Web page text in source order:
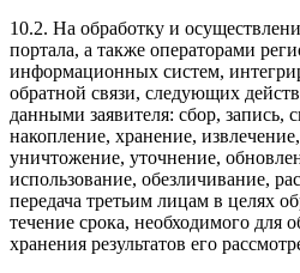
10.2. На обработку и
портала, а также операторами
информационных систем,
обратной связи, следующих
данными заявителя: сбор, запись,
накопление, хранение,
уничтожение, уточнение,
использование, обезличивание,
передача третьим лицам в целях
течение срока, необходимого для
хранения результатов его